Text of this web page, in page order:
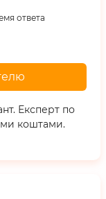
ответа
Експерт по
коштами.